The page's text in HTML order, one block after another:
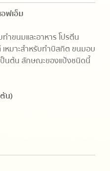
ฟเอ็ม
นมและอาหาร โปรตีน
หมาะสำหรับทำบิสกิต ขนมอบ
ป็นต้น ลักษณะของแป้งชนิดนี้
น)